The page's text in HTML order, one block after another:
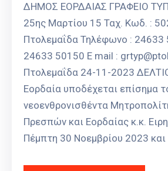
ΔΗΜΟΣ ΕΟΡΔΑΙΑΣ ΓΡΑΦΕΙΟ
25ης Μαρτίου 15 Ταχ. Κωδ. :
Πτολεμαΐδα Τηλέφωνο : 24633
24633 50150 E mail :
Πτολεμαΐδα 24-11-2023
Εορδαία υποδέχεται επίσημα
νεοενθρονισθέντα
Πρεσπών και Εορδαίας κ.κ.
Πέμπτη 30 Νοεμβρίου 2023